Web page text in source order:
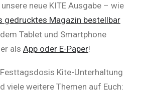
neue KITE Ausgabe – wie
gedrucktes Magazin bestellbar
Tablet und Smartphone
als App oder E-Paper!
Kite-Unterhaltung
viele weitere Themen auf Euch: